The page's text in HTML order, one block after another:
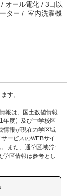
オール電化 / 3口以
ター / 室内洗濯機
す。
報は、国土数値情報
年度】及び中学校区
情報が現在の学区域
ービスのWEBサイ
また、通学区域(学
学区情報は参考とし